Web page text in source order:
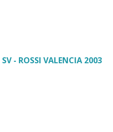
- ROSSI VALENCIA 2003